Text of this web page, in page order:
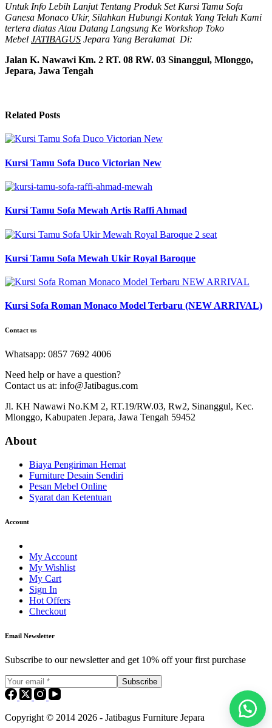
Untuk Info Lebih Lanjut Tentang Produk Set Kursi Tamu Sofa
Ganesa Monaco Ukir, Silahkan Hubungi Kontak Yang Telah Kami
tertera diatas Atau Datang Langsung Ke Workshop Toko
Mebel JATIBAGUS Jepara Yang Beralamat Di:
Jalan K. Nawawi Km. 2 RT. 08 RW. 03 Sinanggul, Mlonggo,
Jepara, Jawa Tengah
Related Posts
Kursi Tamu Sofa Duco Victorian New
Kursi Tamu Sofa Mewah Artis Raffi Ahmad
Kursi Tamu Sofa Mewah Ukir Royal Baroque
Kursi Sofa Roman Monaco Model Terbaru (NEW ARRIVAL)
Contact us
Whatsapp: 0857 7692 4006
Need help or have a question?
Contact us at: info@Jatibagus.com
Jl. KH Nawawi No.KM 2, RT.19/RW.03, Rw2, Sinanggul, Kec.
Mlonggo, Kabupaten Jepara, Jawa Tengah 59452
About
Biaya Pengiriman Hemat
Furniture Desain Sendiri
Pesan Mebel Online
Syarat dan Ketentuan
Account
My Account
My Wishlist
My Cart
Sign In
Hot Offers
Checkout
Email Newsletter
Subscribe to our newsletter and get 10% off your first purchase
Subscribe
Copyright © 2014 2026 - Jatibagus Furniture Jepara